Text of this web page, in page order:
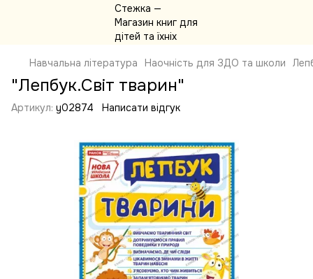
Навчальна література Наочність для ЗДО та школи
"Лепбук.Світ тварин"
Артикул: y02874 Написати відгук